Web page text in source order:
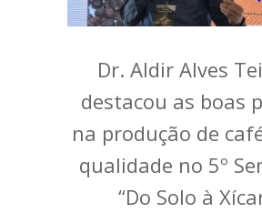
Dr. Aldir Alves
destacou as boas
na produção de
qualidade no 5º
“Do Solo à